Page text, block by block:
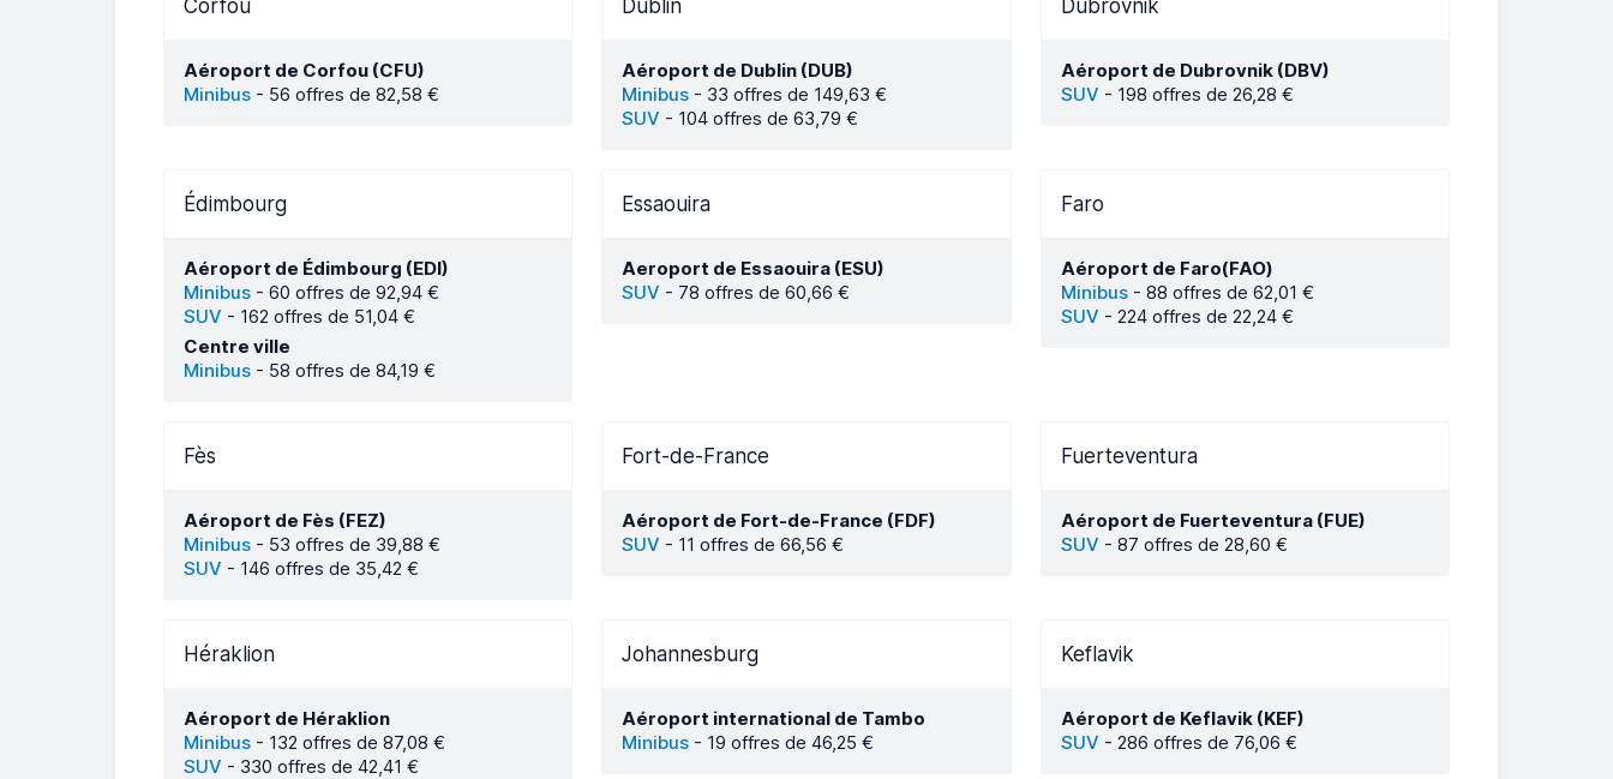
Corfou
Aéroport de Corfou (CFU)
Minibus - 56 offres de 82,58 €
Dublin
Aéroport de Dublin (DUB)
Minibus - 33 offres de 149,63 €
SUV - 104 offres de 63,79 €
Dubrovnik
Aéroport de Dubrovnik (DBV)
SUV - 198 offres de 26,28 €
Édimbourg
Aéroport de Édimbourg (EDI)
Minibus - 60 offres de 92,94 €
SUV - 162 offres de 51,04 €
Centre ville
Minibus - 58 offres de 84,19 €
Essaouira
Aeroport de Essaouira (ESU)
SUV - 78 offres de 60,66 €
Faro
Aéroport de Faro(FAO)
Minibus- 88 offres de 62,01 €
SUV - 224 offres de 22,24 €
Fès
Aéroport de Fès (FEZ)
Minibus - 53 offres de 39,88 €
SUV - 146 offres de 35,42 €
Fort-de-France
Aéroport de Fort-de-France (FDF)
SUV - 11 offres de 66,56 €
Fuerteventura
Aéroport de Fuerteventura (FUE)
SUV - 87 offres de 28,60 €
Héraklion
Aéroport de Héraklion
Minibus - 132 offres de 87,08 €
SUV - 330 offres de 42,41 €
Johannesburg
Aéroport international de Tambo
Minibus - 19 offres de 46,25 €
Keflavik
Aéroport de Keflavik (KEF)
SUV - 286 offres de 76,06 €